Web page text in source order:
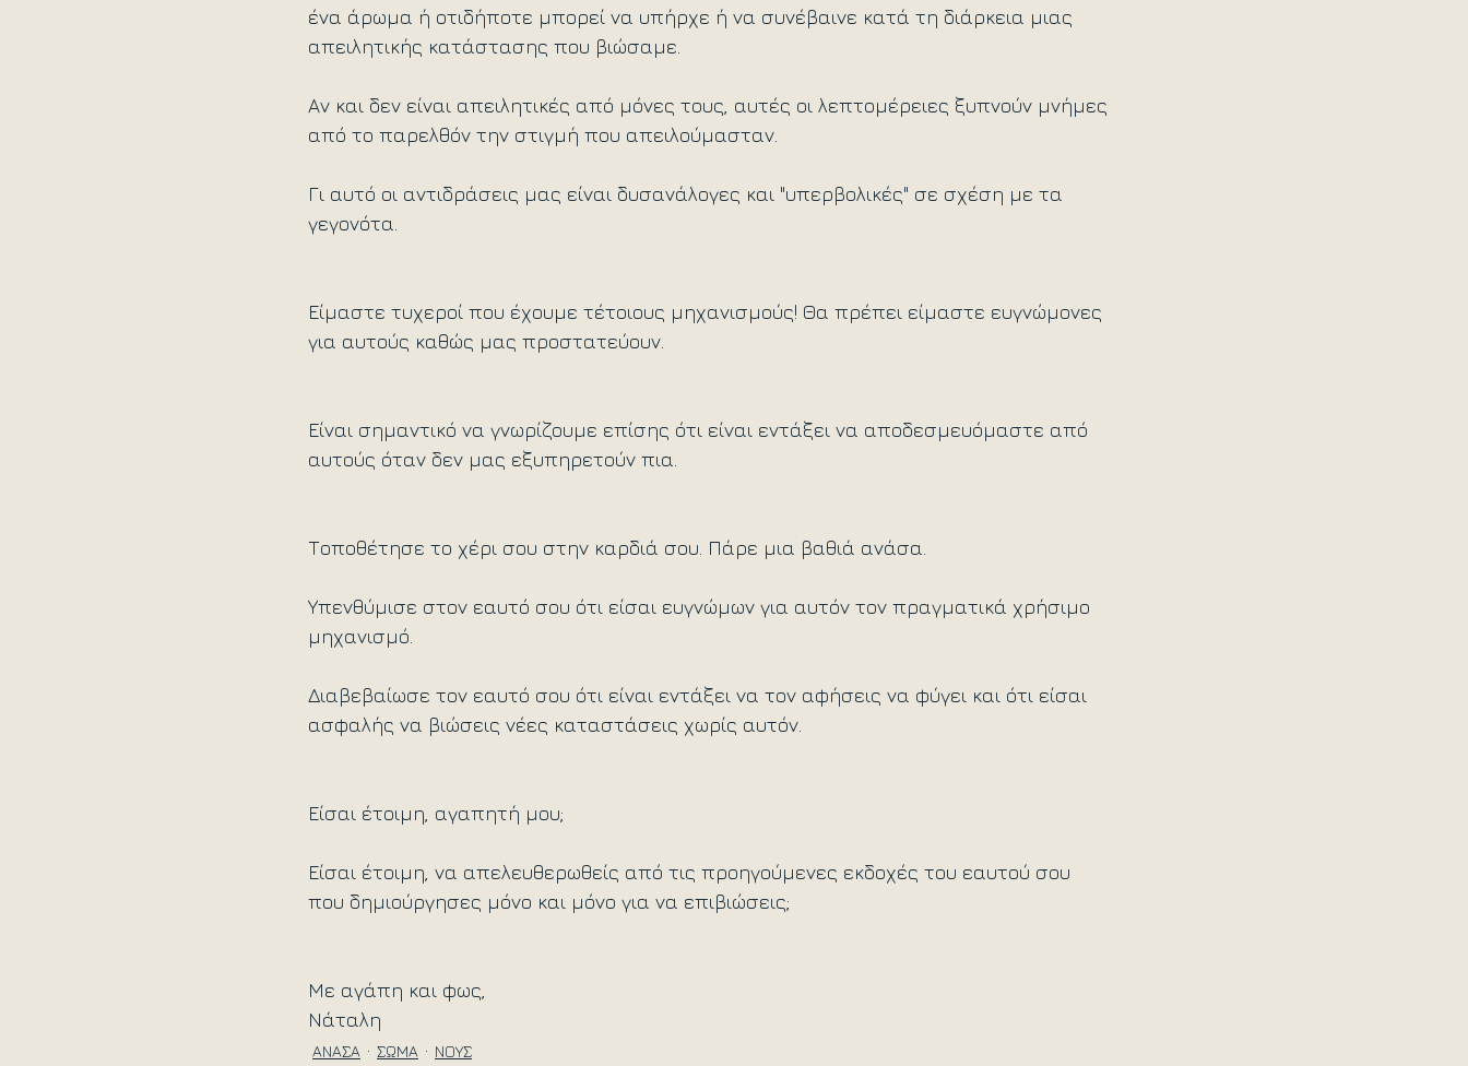
ένα άρωμα ή οτιδήποτε μπορεί να υπήρχε ή να συνέβαινε κατά τη διάρκεια μιας
απειλητικής κατάστασης που βιώσαμε.
Αν και δεν είναι απειλητικές από μόνες τους, αυτές οι λεπτομέρειες ξυπνούν μνήμες
από το παρελθόν την στιγμή που απειλούμασταν.
Γι αυτό οι αντιδράσεις μας είναι δυσανάλογες και "υπερβολικές" σε σχέση με τα
γεγονότα.
Είμαστε τυχεροί που έχουμε τέτοιους μηχανισμούς! Θα πρέπει είμαστε ευγνώμονες
για αυτούς καθώς μας προστατεύουν.
Είναι σημαντικό να γνωρίζουμε επίσης ότι είναι εντάξει να αποδεσμευόμαστε από
αυτούς όταν δεν μας εξυπηρετούν πια.
Τοποθέτησε το χέρι σου στην καρδιά σου. Πάρε μια βαθιά ανάσα.
Υπενθύμισε στον εαυτό σου ότι είσαι ευγνώμων για αυτόν τον πραγματικά χρήσιμο
μηχανισμό.
Διαβεβαίωσε τον εαυτό σου ότι είναι εντάξει να τον αφήσεις να φύγει και ότι είσαι
ασφαλής να βιώσεις νέες καταστάσεις χωρίς αυτόν.
Είσαι έτοιμη, αγαπητή μου;
Είσαι έτοιμη, να απελευθερωθείς από τις προηγούμενες εκδοχές του εαυτού σου
που δημιούργησες μόνο και μόνο για να επιβιώσεις;
Με αγάπη και φως,
Νάταλη
ΑΝΑΣΑ ΣΩΜΑ ΝΟΥΣ